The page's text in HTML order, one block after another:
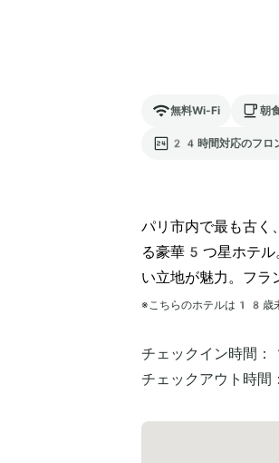
無料Wi-Fi 朝
24時間対応のフロ
パリ市内で最も古く
る豪華5つ星ホテル
い立地が魅力。フラ
※こちらのホテルは 18 歳
チェックイン時間：
チェックアウト時間：